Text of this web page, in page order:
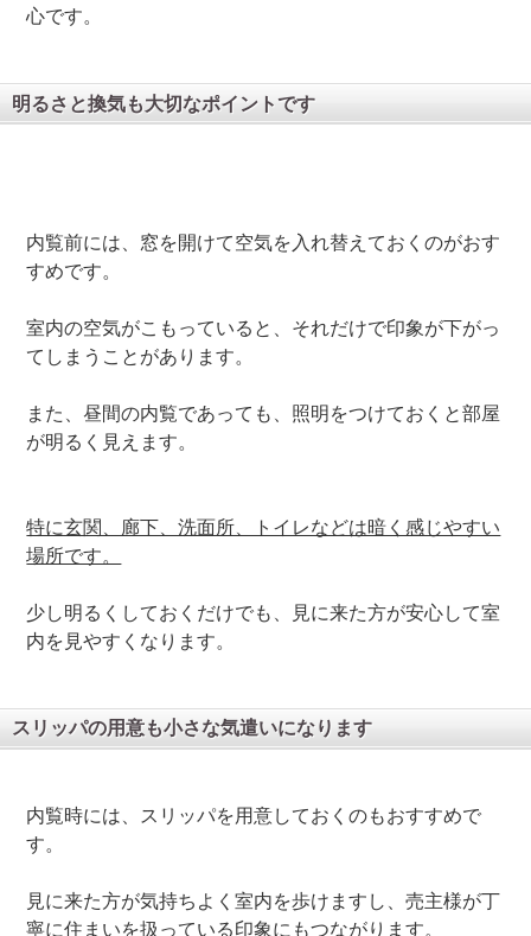
心です。
明るさと換気も大切なポイントです
内覧前には、窓を開けて空気を入れ替えておくのがおす
すめです。
室内の空気がこもっていると、それだけで印象が下がっ
てしまうことがあります。
また、昼間の内覧であっても、照明をつけておくと部屋
が明るく見えます。
特に玄関、廊下、洗面所、トイレなどは暗く感じやすい
場所です。
少し明るくしておくだけでも、見に来た方が安心して室
内を見やすくなります。
スリッパの用意も小さな気遣いになります
内覧時には、スリッパを用意しておくのもおすすめで
す。
見に来た方が気持ちよく室内を歩けますし、売主様が丁
寧に住まいを扱っている印象にもつながります。